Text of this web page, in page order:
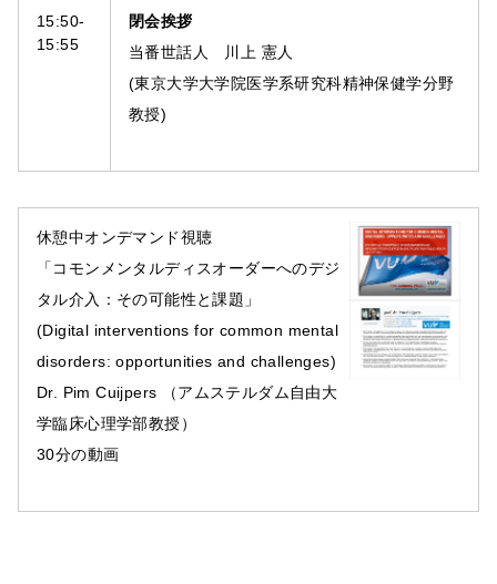
15:50-
15:55
閉会挨拶
当番世話人 川上 憲人
(東京大学大学院医学系研究科精神保健学分野
教授)
休憩中オンデマンド視聴
「コモンメンタルディスオーダーへのデジ
タル介入：その可能性と課題」
(Digital interventions for common mental
disorders: opportunities and challenges)
Dr. Pim Cuijpers （アムステルダム自由大
学臨床心理学部教授）
30分の動画